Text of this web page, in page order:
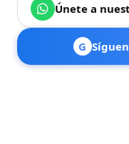
Únete a
G